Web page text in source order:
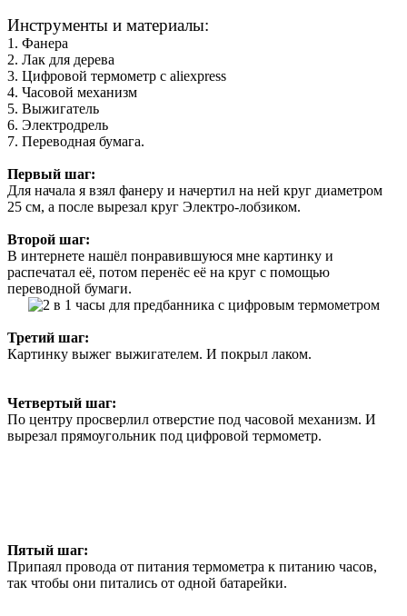
Инструменты и материалы:
1. Фанера
2. Лак для дерева
3. Цифровой термометр с aliexpress
4. Часовой механизм
5. Выжигатель
6. Электродрель
7. Переводная бумага.
Первый шаг:
Для начала я взял фанеру и начертил на ней круг диаметром
25 см, а после вырезал круг Электро-лобзиком.
Второй шаг:
В интернете нашёл понравившуюся мне картинку и
распечатал её, потом перенёс её на круг с помощью
переводной бумаги.
Третий шаг:
Картинку выжег выжигателем. И покрыл лаком.
Четвертый шаг:
По центру просверлил отверстие под часовой механизм. И
вырезал прямоугольник под цифровой термометр.
Пятый шаг:
Припаял провода от питания термометра к питанию часов,
так чтобы они питались от одной батарейки.